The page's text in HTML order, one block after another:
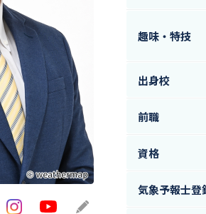
InstagramYouTubeBlog
趣味・特技
出身校
前職
資格
気象予報士登